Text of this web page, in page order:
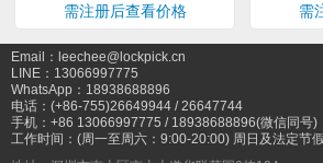
需注册后查看价格 需
Email：leechee@lockpick.cn
LINE：13066997775
WhatsApp：18938688896
电话：(+86-755)26649944 / 26647744
手机：+86 13066997775 / 18938688896(微信同号)
工作时间：(周一至周六：9:00-20:00) 周日及法定节